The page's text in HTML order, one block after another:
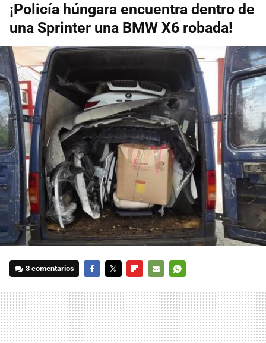
¡Policía húngara encuentra dentro de
una Sprinter una BMW X6 robada!
3 comentarios
MAIL